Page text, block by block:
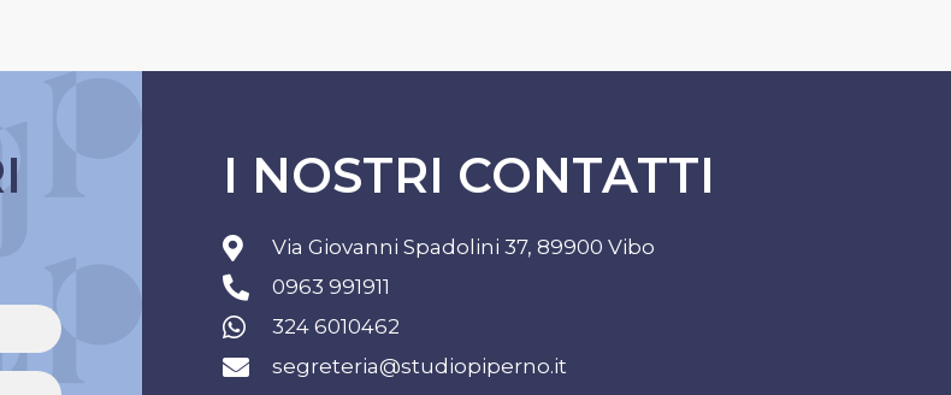
I NOSTRI CONTATTI
Via Giovanni Spadolini 37, 89900 Vibo
0963 991911
324 6010462
segreteria@studiopiperno.it